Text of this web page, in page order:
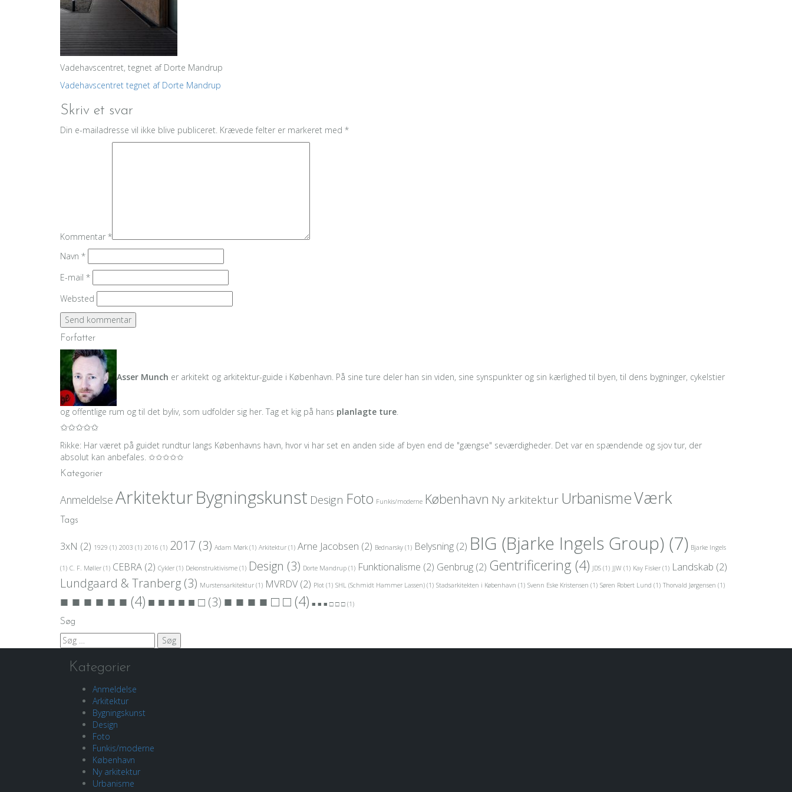
Vadehavscentret, tegnet af Dorte Mandrup
Indlægsnavigation
Vadehavscentret tegnet af Dorte Mandrup
Skriv et svar
Din e-mailadresse vil ikke blive publiceret. Krævede felter er markeret med *
Kommentar *
Navn *
E-mail *
Websted
Forfatter
Asser Munch er arkitekt og arkitektur-guide i København. På sine ture deler han sin viden, sine synspunkter og sin kærlighed til byen, til dens bygninger, cykelstier
og offentlige rum og til det byliv, som udfolder sig her. Tag et kig på hans planlagte ture.
✩✩✩✩✩
Rikke: Har været på guidet rundtur langs Københavns havn, hvor vi har set en anden side af byen end de "gængse" seværdigheder. Det var en spændende og sjov tur, der
absolut kan anbefales. ✩✩✩✩✩
Kategorier
Anmeldelse ArkitekturBygningskunst Design Foto Funkis/moderne København Ny arkitektur UrbanismeVærk
Tags
3xN (2) 1929 (1) 2003 (1) 2016 (1) 2017 (3) Adam Mørk(1) Arkitektur (1) Arne Jacobsen (2) Bednarsky (1) Belysning (2) BIG (Bjarke Ingels Group) (7) Bjarke Ingels
(1) C. F. Møller (1) CEBRA (2) Cykler (1) Dekonstruktivisme (1) Design (3) Dorte Mandrup (1) Funktionalisme (2) Genbrug (2) Gentrificering(4) JDS (1) JJW (1) Kay Fisker (1) Landskab (2)
Lundgaard & Tranberg (3) Murstensarkitektur (1) MVRDV(2) Plot (1) SHL (Schmidt Hammer Lassen) (1) Stadsarkitekten i København (1) Svenn Eske Kristensen (1) Søren Robert Lund (1) Thorvald Jørgensen (1)
■ ■ ■ ■ ■ ■ (4) ■ ■ ■ ■ ■ □ (3) ■ ■ ■ ■ □ □(4) ■ ■ ■ □ □ □ (1)
Søg
Søg
efter:
Kategorier
Anmeldelse
Arkitektur
Bygningskunst
Design
Foto
Funkis/moderne
København
Ny arkitektur
Urbanisme